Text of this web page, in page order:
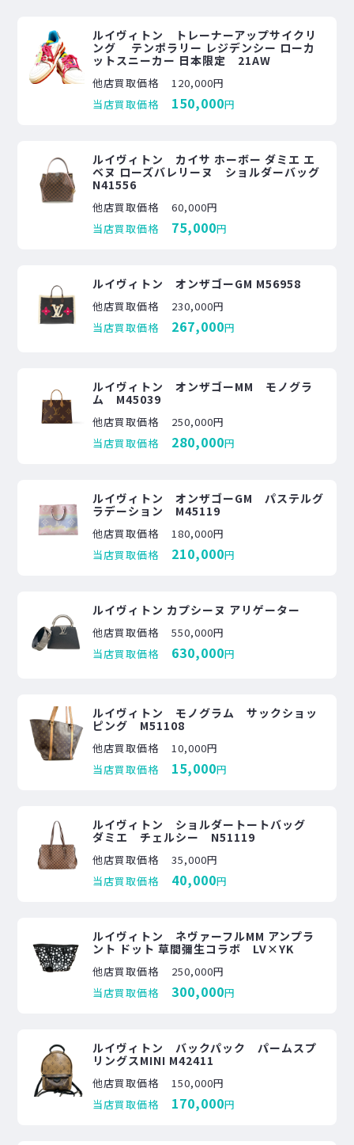
ルイヴィトン トレーナーアップサイクリ
ング テンポラリー レジデンシー ローカ
ットスニーカー 日本限定 21AW
他店買取価格
120,000円
当店買取価格
150,000円
ルイヴィトン カイサ ホーボー ダミエ エ
ベヌ ローズバレリーヌ ショルダーバッグ
N41556
他店買取価格
60,000円
当店買取価格
75,000円
ルイヴィトン オンザゴーGM M56958
他店買取価格
230,000円
当店買取価格
267,000円
ルイヴィトン オンザゴーMM モノグラ
ム M45039
他店買取価格
250,000円
当店買取価格
280,000円
ルイヴィトン オンザゴーGM パステルグ
ラデーション M45119
他店買取価格
180,000円
当店買取価格
210,000円
ルイヴィトン カプシーヌ アリゲーター
他店買取価格
550,000円
当店買取価格
630,000円
ルイヴィトン モノグラム サックショッ
ピング M51108
他店買取価格
10,000円
当店買取価格
15,000円
ルイヴィトン ショルダートートバッグ
ダミエ チェルシー N51119
他店買取価格
35,000円
当店買取価格
40,000円
ルイヴィトン ネヴァーフルMM アンプラ
ント ドット 草間彌生コラボ LV×YK
他店買取価格
250,000円
当店買取価格
300,000円
ルイヴィトン バックパック パームスプ
リングスMINI M42411
他店買取価格
150,000円
当店買取価格
170,000円